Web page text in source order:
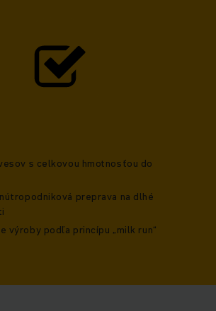
s celkovou hmotnosťou do
preprava na dlhé
výroby podľa princípu „milk run“